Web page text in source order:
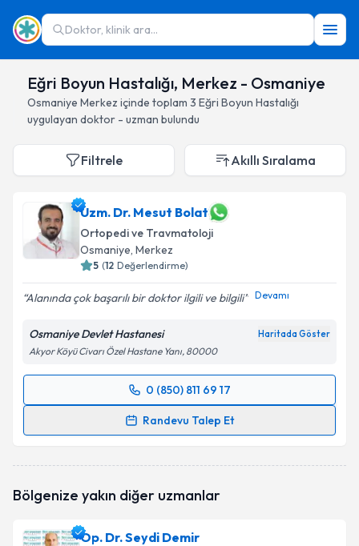
Doktor, klinik ara...
Eğri Boyun Hastalığı, Merkez - Osmaniye
Osmaniye Merkez içinde toplam 3 Eğri Boyun Hastalığı
uygulayan doktor - uzman bulundu
Filtrele Akıllı Sıralama
Uzm. Dr. Mesut Bolat
Ortopedi ve Travmatoloji
Osmaniye, Merkez
5 (12 Değerlendirme)
Alanında çok başarılı bir doktor ilgili ve bilgili Devamı
Osmaniye Devlet Hastanesi Haritada Göster
Akyor Köyü Civarı Özel Hastane Yanı, 80000
0 (850) 811 69 17
Randevu Talep Et
Randevu Takvimi Talebi
oluşturun. Size bu uzmandan randevu almanız için bir
Bölgenize yakın diğer uzmanlar
Op. Dr. Seydi Demir